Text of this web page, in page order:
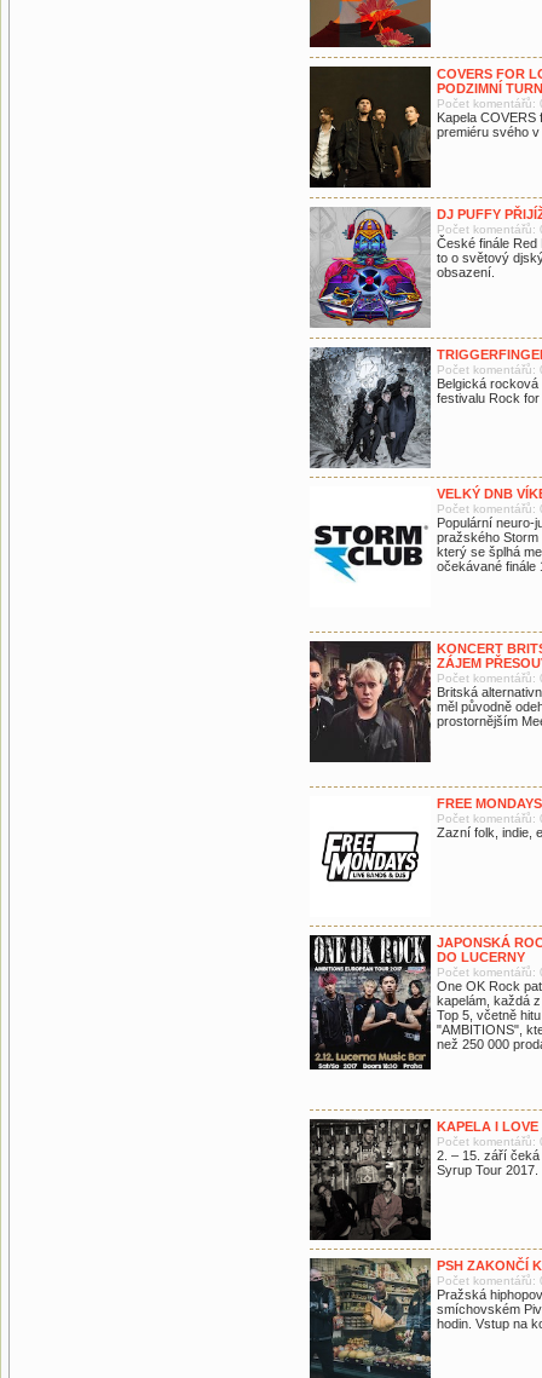
COVERS FOR
PODZIMNÍ
Počet komentářů:
Kapela
premiéru svého
DJ PUFFY
Počet komentářů:
České finále
to o světový
obsazení.
Počet komentářů:
Belgická
festivalu Rock
VELKÝ DNB
Počet komentářů:
Populární neuro-
pražského Storm
který se šplhá
očekávané finále
KONCERT
ZÁJEM
Počet komentářů:
Britská
měl původně
prostornějším
FREE
Počet komentářů:
Zazní folk, indie,
JAPONSKÁ
DO LUCERNY
Počet komentářů:
One OK Rock
kapelám, každá
Top 5, včetně
"AMBITIONS",
než 250 000
KAPELA I LOVE
Počet komentářů:
2. – 15. září
Syrup Tour 2017.
PSH ZAKONČÍ
Počet komentářů:
Pražská
smíchovském
hodin. Vstup na